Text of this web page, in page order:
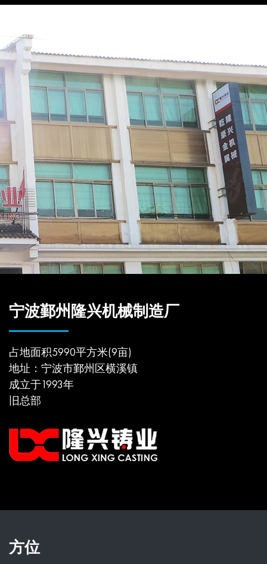
宁波鄞州隆兴机械制造厂
占地面积5990平方米(9亩)
地址：宁波市鄞州区横溪镇
成立于1993年
旧总部
方位